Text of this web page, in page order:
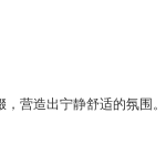
，营造出宁静舒适的氛围。
，最终呈现完美落地效果。
，提高空间的利用率。
赵先生的装修需求与风格偏